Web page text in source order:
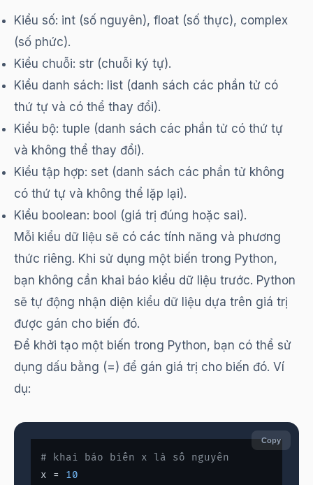
Kiểu số: int (số nguyên), float (số thực), complex
(số phức).
Kiểu chuỗi: str (chuỗi ký tự).
Kiểu danh sách: list (danh sách các phần tử có
thứ tự và có thể thay đổi).
Kiểu bộ: tuple (danh sách các phần tử có thứ tự
và không thể thay đổi).
Kiểu tập hợp: set (danh sách các phần tử không
có thứ tự và không thể lặp lại).
Kiểu boolean: bool (giá trị đúng hoặc sai).
Mỗi kiểu dữ liệu sẽ có các tính năng và phương
thức riêng. Khi sử dụng một biến trong Python,
bạn không cần khai báo kiểu dữ liệu trước. Python
sẽ tự động nhận diện kiểu dữ liệu dựa trên giá trị
được gán cho biến đó.
Để khởi tạo một biến trong Python, bạn có thể sử
dụng dấu bằng (=) để gán giá trị cho biến đó. Ví
dụ:
# khai báo biến x là số nguyên
x = 10
Copy